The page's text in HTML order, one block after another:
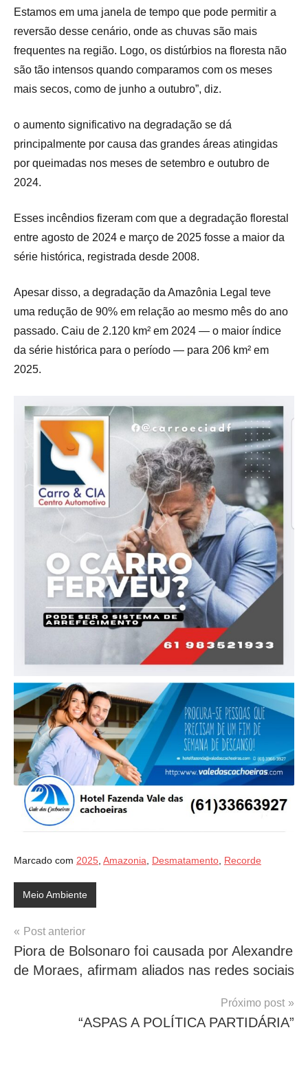
Estamos em uma janela de tempo que pode permitir a
reversão desse cenário, onde as chuvas são mais
frequentes na região. Logo, os distúrbios na floresta não
são tão intensos quando comparamos com os meses
mais secos, como de junho a outubro”, diz.
o aumento significativo na degradação se dá
principalmente por causa das grandes áreas atingidas
por queimadas nos meses de setembro e outubro de
2024.
Esses incêndios fizeram com que a degradação florestal
entre agosto de 2024 e março de 2025 fosse a maior da
série histórica, registrada desde 2008.
Apesar disso, a degradação da Amazônia Legal teve
uma redução de 90% em relação ao mesmo mês do ano
passado. Caiu de 2.120 km² em 2024 — o maior índice
da série histórica para o período — para 206 km² em
2025.
Marcado com 2025 Amazonia Desmatamento Recorde
Meio Ambiente
Navegação
de
Post
Post anterior
Piora de Bolsonaro foi causada por Alexandre
de Moraes, afirmam aliados nas redes sociais
Próximo post
“ASPAS A POLÍTICA PARTIDÁRIA”